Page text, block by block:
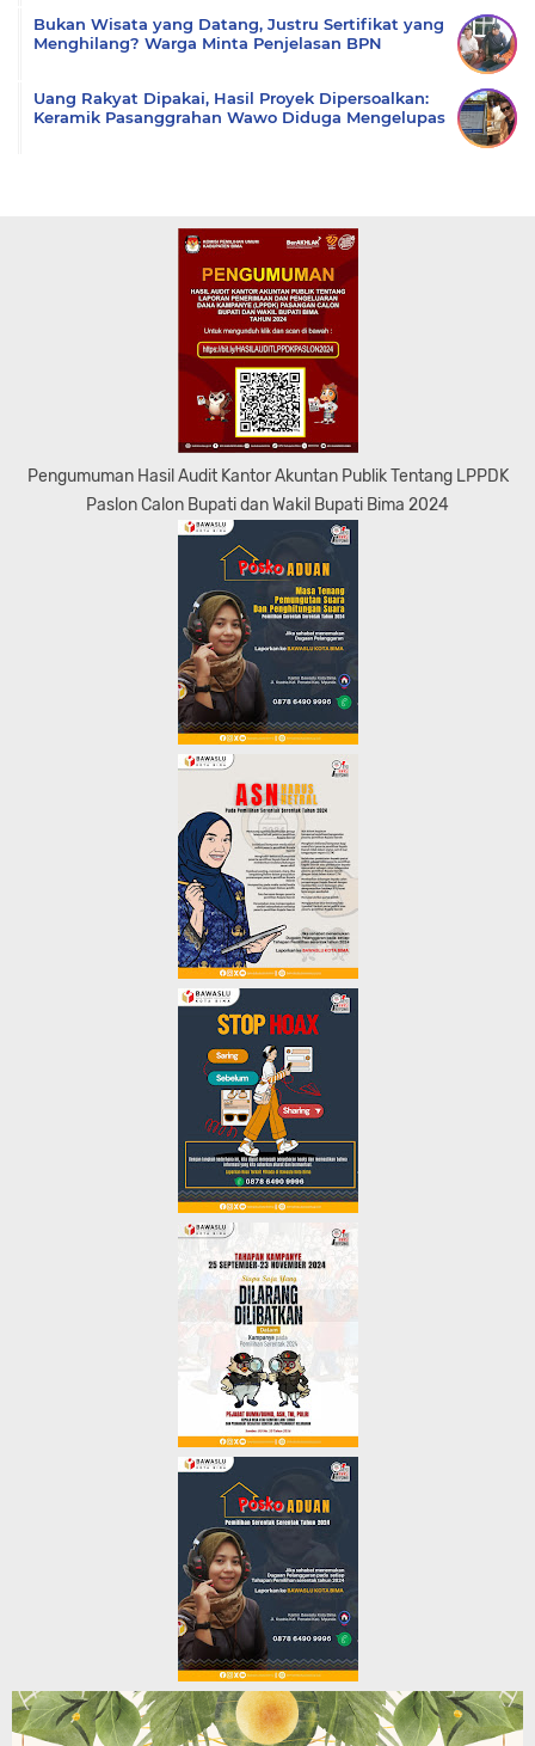
Bukan Wisata yang Datang, Justru Sertifikat yang
Menghilang? Warga Minta Penjelasan BPN
Uang Rakyat Dipakai, Hasil Proyek Dipersoalkan:
Keramik Pasanggrahan Wawo Diduga Mengelupas
Pengumuman Hasil Audit Kantor Akuntan Publik Tentang LPPDK
Paslon Calon Bupati dan Wakil Bupati Bima 2024